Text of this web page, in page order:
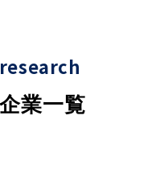
業一覧